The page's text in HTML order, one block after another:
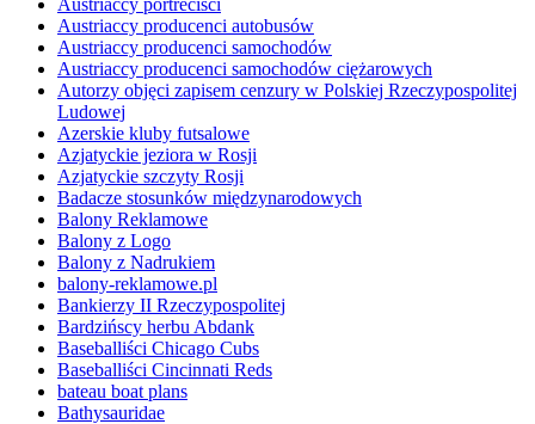
Austriaccy portreciści
Austriaccy producenci autobusów
Austriaccy producenci samochodów
Austriaccy producenci samochodów ciężarowych
Autorzy objęci zapisem cenzury w Polskiej Rzeczypospolitej
Ludowej
Azerskie kluby futsalowe
Azjatyckie jeziora w Rosji
Azjatyckie szczyty Rosji
Badacze stosunków międzynarodowych
Balony Reklamowe
Balony z Logo
Balony z Nadrukiem
balony-reklamowe.pl
Bankierzy II Rzeczypospolitej
Bardzińscy herbu Abdank
Baseballiści Chicago Cubs
Baseballiści Cincinnati Reds
bateau boat plans
Bathysauridae